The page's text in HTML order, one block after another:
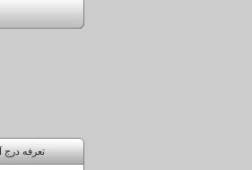
رمزعبور
تعرفه درج